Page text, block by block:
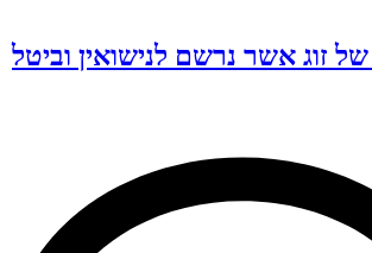
זוג אשר נרשם לנישואין וביטל